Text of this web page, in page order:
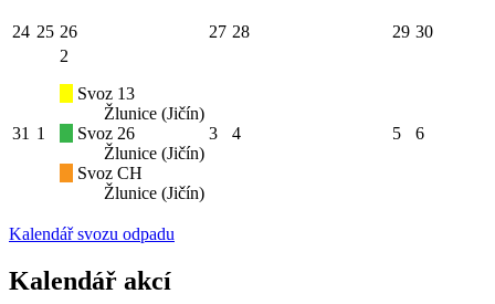
24 25 26 27 28 29 30
31 1
2
Svoz 13
Žlunice (Jičín)
Svoz 26
Žlunice (Jičín)
Svoz CH
Žlunice (Jičín)
3 4 5 6
Kalendář svozu odpadu
Kalendář akcí